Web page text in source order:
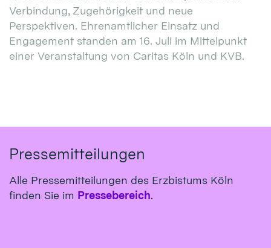
Verbindung, Zugehörigkeit und neue
Perspektiven. Ehrenamtlicher Einsatz und
Engagement standen am 16. Juli im Mittelpunkt
einer Veranstaltung von Caritas Köln und KVB.
Pressemitteilungen
Alle Pressemitteilungen des Erzbistums Köln
finden Sie im Pressebereich.